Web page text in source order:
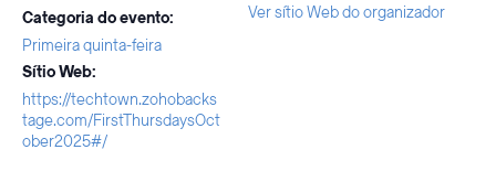
Categoria do evento:
Primeira quinta-feira
Sítio Web:
https://techtown.zohobacks
tage.com/FirstThursdaysOct
ober2025#/
Ver sítio Web do organizador